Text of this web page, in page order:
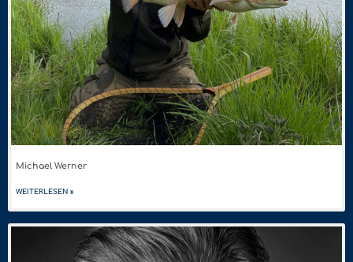
Michael Werner
WEITERLESEN »